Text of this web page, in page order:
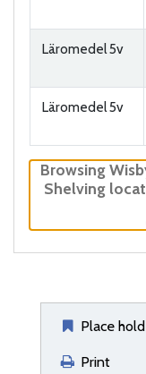
Läromedel 5v
Läromedel 5v
Browsing
Shelving
Place hold
Print